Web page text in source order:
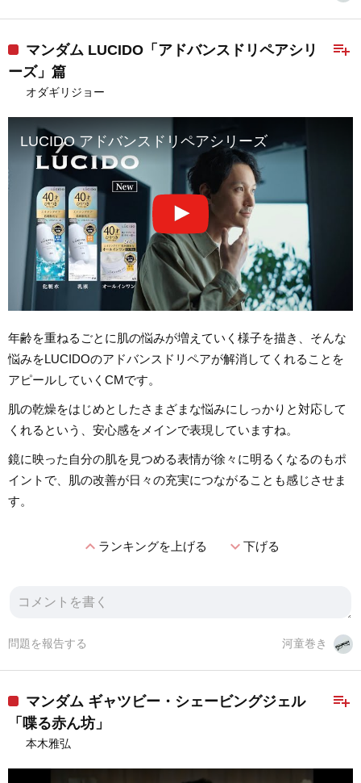
playlist_add
マンダム LUCIDO「アドバンスドリペアシリ
ーズ」篇
オダギリジョー
LUCIDO アドバンスドリペアシリーズ
年齢を重ねるごとに肌の悩みが増えていく様子を描き、そんな
悩みをLUCIDOのアドバンスドリペアが解消してくれることを
アピールしていくCMです。
肌の乾燥をはじめとしたさまざまな悩みにしっかりと対応して
くれるという、安心感をメインで表現していますね。
鏡に映った自分の肌を見つめる表情が徐々に明るくなるのもポ
イントで、肌の改善が日々の充実につながることも感じさせま
す。
expand_lessランキングを上げる expand_more下げる
河童巻き
問題を報告する
playlist_add
マンダム ギャツビー・シェービングジェル
「喋る赤ん坊」
本木雅弘